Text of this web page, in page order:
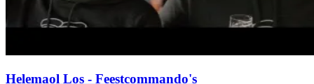
Helemaol Los - Feestcommando's